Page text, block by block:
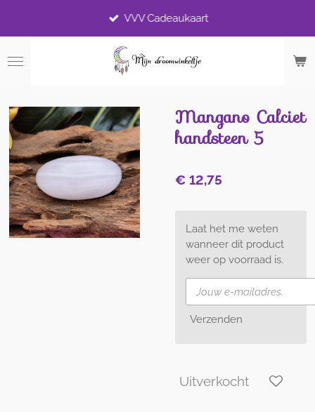
de
VVV Cadeaukaart
Mangano Calciet
handsteen 5
€ 12,75
Laat het me weten
wanneer dit product
weer op voorraad is.
Verzenden
Uitverkocht